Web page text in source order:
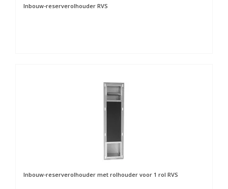
Inbouw-reserverolhouder RVS
Inbouw-reserverolhouder met rolhouder voor 1 rol RVS